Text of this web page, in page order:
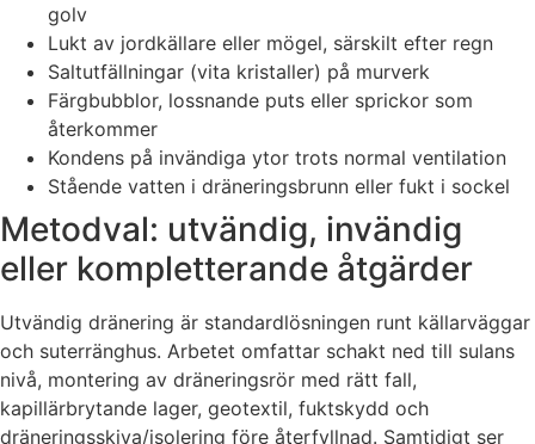
golv
Lukt av jordkällare eller mögel, särskilt efter regn
Saltutfällningar (vita kristaller) på murverk
Färgbubblor, lossnande puts eller sprickor som
återkommer
Kondens på invändiga ytor trots normal ventilation
Stående vatten i dräneringsbrunn eller fukt i sockel
Metodval: utvändig, invändig
eller kompletterande åtgärder
Utvändig dränering är standardlösningen runt källarväggar
och suterränghus. Arbetet omfattar schakt ned till sulans
nivå, montering av dräneringsrör med rätt fall,
kapillärbrytande lager, geotextil, fuktskydd och
dräneringsskiva/isolering före återfyllnad. Samtidigt ser